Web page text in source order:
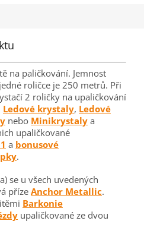
na paličkování. Jemnost
roličce je 250 metrů. Při
2 roličky na upaličkování
Ledové krystaly, Ledové
nebo Minikrystaly a
upaličkované
a bonusové
.
se u všech uvedených
přízeAnchor Metallic.
Barkonie
upaličkované ze dvou